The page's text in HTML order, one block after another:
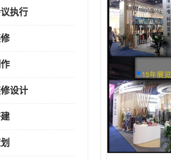
执行
设计